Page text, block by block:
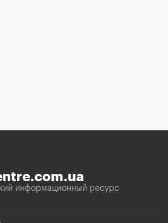
информационный ресурс